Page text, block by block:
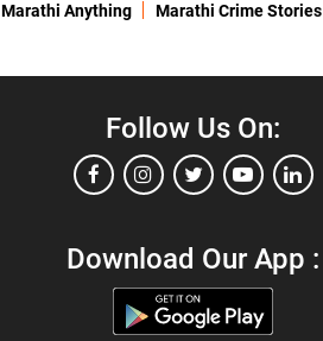
Marathi Anything Marathi Crime Stories
Follow Us On:
Download Our App :